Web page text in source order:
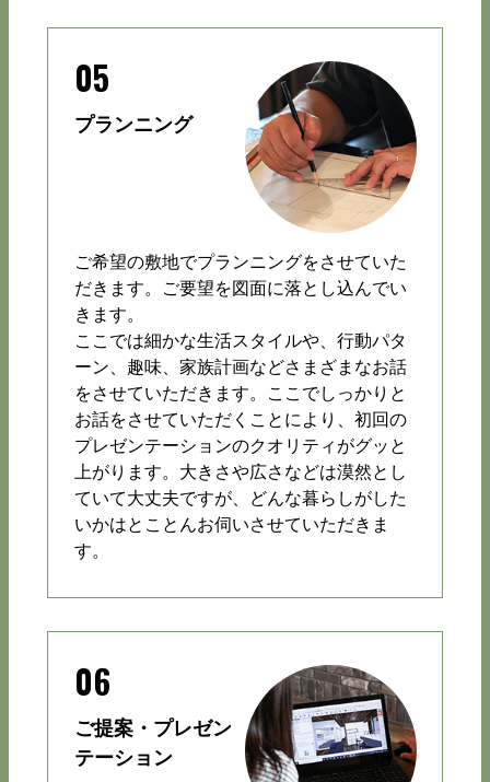
05
プランニング
ご希望の敷地でプランニングをさせていた
だきます。ご要望を図面に落とし込んでい
きます。
ここでは細かな生活スタイルや、行動パタ
ーン、趣味、家族計画などさまざまなお話
をさせていただきます。ここでしっかりと
お話をさせていただくことにより、初回の
プレゼンテーションのクオリティがグッと
上がります。大きさや広さなどは漠然とし
ていて大丈夫ですが、どんな暮らしがした
いかはとことんお伺いさせていただきま
す。
06
ご提案・プレゼン
テーション